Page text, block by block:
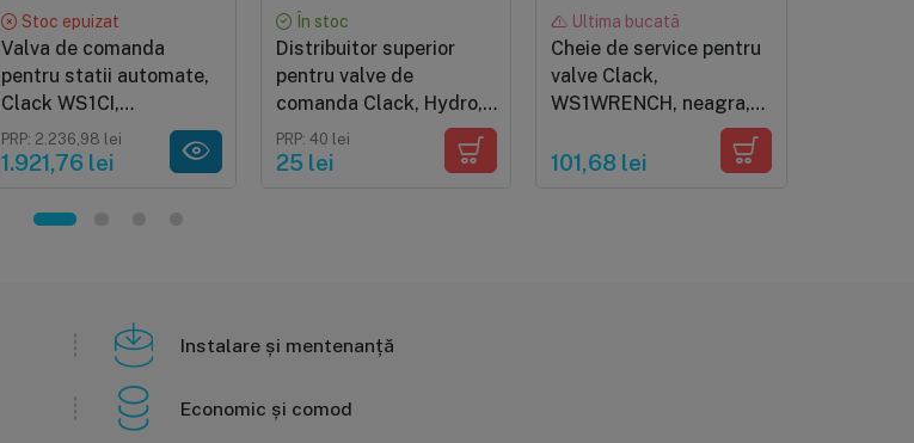
Stoc epuizat
Valva de comanda
pentru statii automate,
Clack WS1CI,
programare in functie
de volum sau timp
PRP: 2.236,98 lei
1.921,76 lei
În stoc
Distribuitor superior
pentru valve de
comanda Clack, Hydro,
Runxin, Fleck, Autotrol
PRP: 40 lei
25 lei
Ultima bucată
Cheie de service pentru
valve Clack,
WS1WRENCH, neagra,
101,68 lei
Instalare și mentenanță
Economic și comod